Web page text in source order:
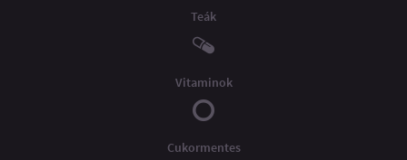
Teák
Vitaminok
Cukormentes